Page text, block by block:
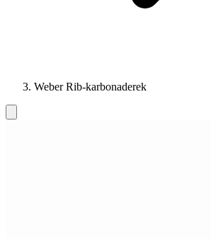
Weber Rib-karbonaderek